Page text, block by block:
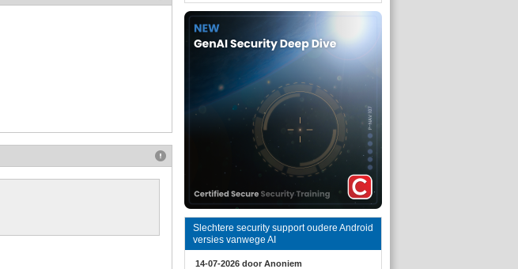
Slechtere security support oudere Android
versies vanwege AI
14-07-2026 door Anoniem